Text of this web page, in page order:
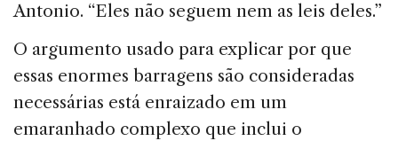
Antonio. “Eles não seguem nem as leis deles.”
O argumento usado para explicar por que
essas enormes barragens são consideradas
necessárias está enraizado em um
emaranhado complexo que inclui o